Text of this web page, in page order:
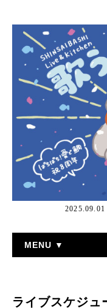
2025.09.01
MENU ▼
ライブスケジュ